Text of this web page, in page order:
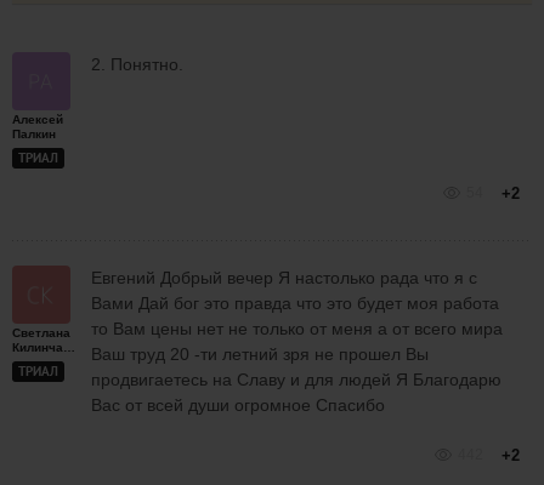
Алексей
Палкин
ТРИАЛ
2. Понятно.
+2
Светлана
ТРИАЛ
Евгений Добрый вечер Я настолько рада что я с
Вами Дай бог это правда что это будет моя работа
то Вам цены нет не только от меня а от всего мира
Ваш труд 20 -ти летний зря не прошел Вы
продвигаетесь на Славу и для людей Я Благодарю
Вас от всей души огромное Спасибо
+2